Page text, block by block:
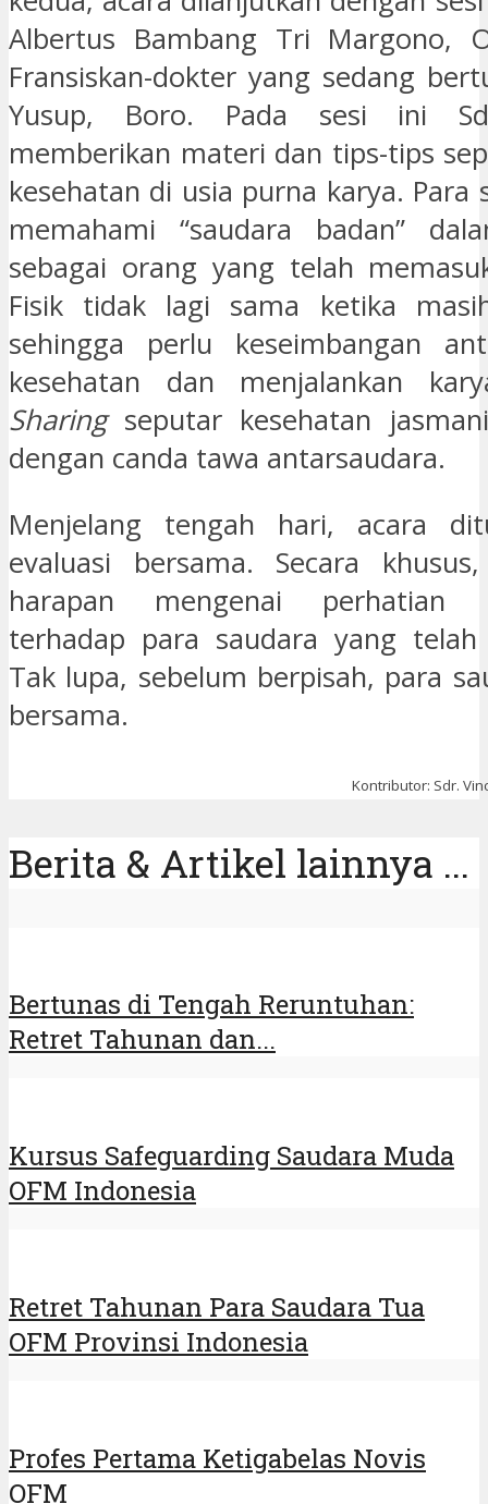
Albertus Bambang Tri Margono,
Fransiskan-dokter yang sedang
Yusup, Boro. Pada sesi ini
memberikan materi dan tips-tips
kesehatan di usia purna karya. Para
memahami “saudara badan”
sebagai orang yang telah
Fisik tidak lagi sama ketika
sehingga perlu keseimbangan
kesehatan dan menjalankan
Sharing seputar kesehatan
dengan canda tawa antarsaudara.
Menjelang tengah hari, acara
evaluasi bersama. Secara
harapan mengenai perhatian
terhadap para saudara yang
Tak lupa, sebelum berpisah, para
bersama.
Kontributor: Sdr.
Berita & Artikel lainnya ...
Bertunas di Tengah Reruntuhan:
Retret Tahunan dan...
Kursus Safeguarding Saudara Muda
OFM Indonesia
Retret Tahunan Para Saudara Tua
OFM Provinsi Indonesia
Profes Pertama Ketigabelas Novis
OFM